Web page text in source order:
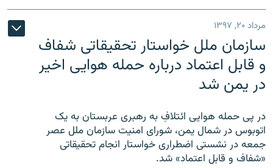
مرداد ۲۰, ۱۳۹۷
سازمان ملل خواستار تحقیقاتی شفاف
و قابل اعتماد درباره حمله هوایی اخیر
در یمن شد
در پی حمله هوایی ائتلافِ به رهبری عربستان به یک
اتوبوس در شمال یمن، شورای امنیت سازمان ملل عصر
جمعه در نشستی اضطراری خواستار انجام تحقیقاتی
«شفاف و قابل اعتماد» شد.